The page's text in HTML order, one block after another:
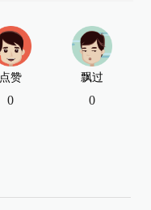
点赞
0
飘过
0